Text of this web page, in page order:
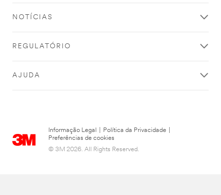
NOTÍCIAS
REGULATÓRIO
AJUDA
Informação Legal Política da Privacidade
Preferências de cookies
© 3M 2026. All Rights Reserved.